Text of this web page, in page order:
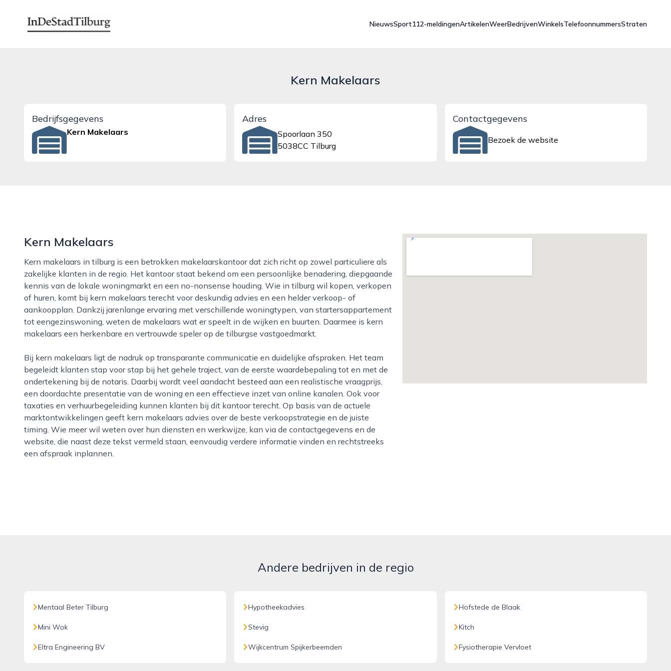
indestadtilburg.nl
NieuwsSport112-meldingenArtikelenWeerBedrijvenWinkelsTelefoonnummersStraten
Kern Makelaars
Bedrijfsgegevens
Kern Makelaars
Adres
Spoorlaan 350
5038CC Tilburg
Contactgegevens
Bezoek de website
Kern Makelaars
Kern makelaars in tilburg is een betrokken makelaarskantoor dat zich richt op zowel particuliere als
zakelijke klanten in de regio. Het kantoor staat bekend om een persoonlijke benadering, diepgaande
kennis van de lokale woningmarkt en een no-nonsense houding. Wie in tilburg wil kopen, verkopen
of huren, komt bij kern makelaars terecht voor deskundig advies en een helder verkoop- of
aankoopplan. Dankzij jarenlange ervaring met verschillende woningtypen, van startersappartement
tot eengezinswoning, weten de makelaars wat er speelt in de wijken en buurten. Daarmee is kern
makelaars een herkenbare en vertrouwde speler op de tilburgse vastgoedmarkt.
Bij kern makelaars ligt de nadruk op transparante communicatie en duidelijke afspraken. Het team
begeleidt klanten stap voor stap bij het gehele traject, van de eerste waardebepaling tot en met de
ondertekening bij de notaris. Daarbij wordt veel aandacht besteed aan een realistische vraagprijs,
een doordachte presentatie van de woning en een effectieve inzet van online kanalen. Ook voor
taxaties en verhuurbegeleiding kunnen klanten bij dit kantoor terecht. Op basis van de actuele
marktontwikkelingen geeft kern makelaars advies over de beste verkoopstrategie en de juiste
timing. Wie meer wil weten over hun diensten en werkwijze, kan via de contactgegevens en de
website, die naast deze tekst vermeld staan, eenvoudig verdere informatie vinden en rechtstreeks
een afspraak inplannen.
Andere bedrijven in de regio
Mentaal Beter Tilburg
Mini Wok
Eltra Engineering BV
Hypotheekadvies
Stevig
Wijkcentrum Spijkerbeemden
Hofstede de Blaak
Kitch
Fysiotherapie Vervloet